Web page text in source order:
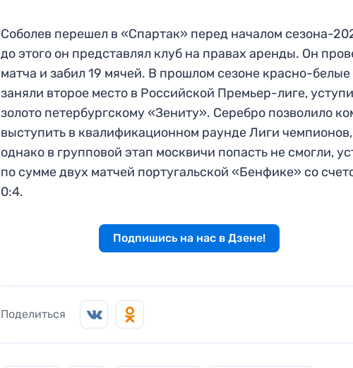
Соболев перешел в «Спартак» перед началом сезона-
до этого он представлял клуб на правах аренды. Он
матча и забил 19 мячей. В прошлом сезоне красно-белые
заняли второе место в Российской Премьер-лиге,
золото петербургскому «Зениту». Серебро позволило
выступить в квалификационном раунде Лиги чемпионов,
однако в групповой этап москвичи попасть не смогли,
по сумме двух матчей португальской «Бенфике» со
0:4.
Подпишись на нас в Дзене!
Поделиться